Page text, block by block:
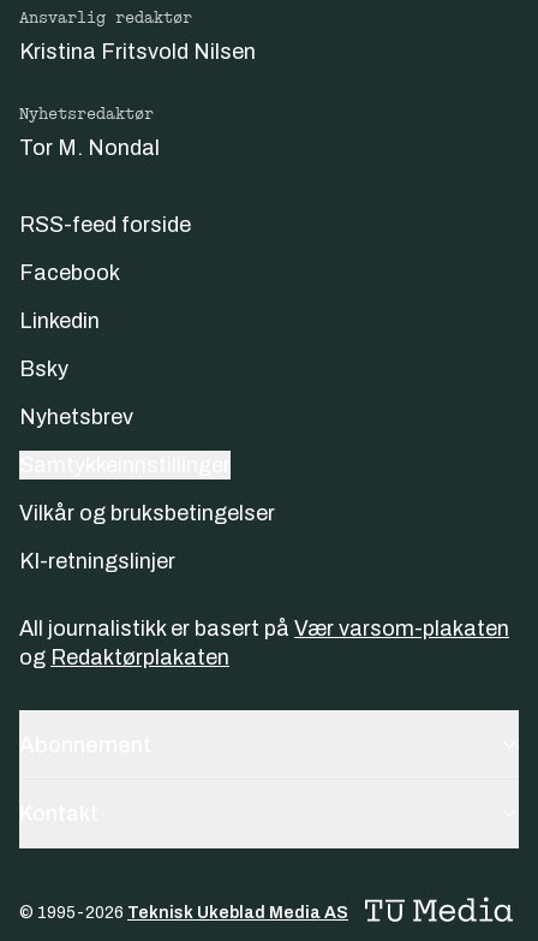
Ansvarlig redaktør
Kristina Fritsvold Nilsen
Nyhetsredaktør
Tor M. Nondal
RSS-feed forside
Facebook
Linkedin
Bsky
Nyhetsbrev
Vilkår og bruksbetingelser
KI-retningslinjer
All journalistikk er basert på Vær varsom-plakaten
og Redaktørplakaten
© 1995-2026 Teknisk Ukeblad Media AS